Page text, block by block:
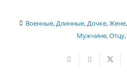
Военные,Длинные,Дочке,Жене
Мужчине,Отцу,